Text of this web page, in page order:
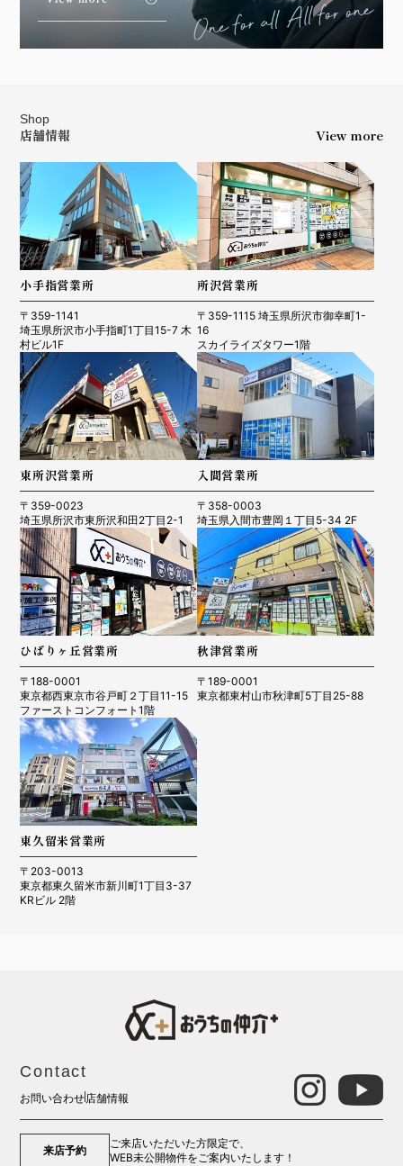
Shop
店舗情報 View more
小手指営業所
〒359-1141
埼玉県所沢市小手指町1丁目15-7 木
村ビル1F
所沢営業所
〒359-1115 埼玉県所沢市御幸町1-
16
スカイライズタワー1階
東所沢営業所
〒359-0023
埼玉県所沢市東所沢和田2丁目2-1
入間営業所
〒358-0003
埼玉県入間市豊岡１丁目5-34 2F
ひばりヶ丘営業所
〒188-0001
東京都西東京市谷戸町２丁目11-15
ファーストコンフォート1階
秋津営業所
〒189-0001
東京都東村山市秋津町5丁目25-88
東久留米営業所
〒203-0013
東京都東久留米市新川町1丁目3-37
KRビル 2階
Contact
お問い合わせ店舗情報
来店予約
ご来店いただいた方限定で、
WEB未公開物件をご案内いたします！